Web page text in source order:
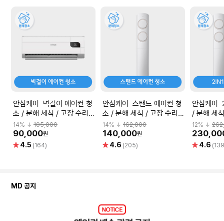
안심케어 벽걸이 에어컨 청
소 / 분해 세척 / 고장 수리
보장
14% ↓ 105,000
90,000원
별 4.5 (164)
안심케어 스탠드 에어컨 청
소 / 분해 세척 / 고장 수리
보장
14% ↓162,000
140,000원
별 4.6 (205)
안심케어
/ 분해 세
12% ↓
별 4.6
MD 공지